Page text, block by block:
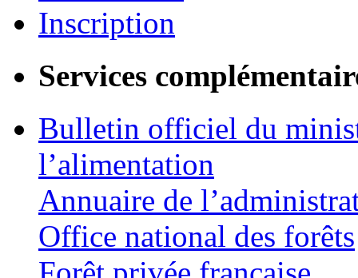
Inscription
Services
Bulletin officiel du
l’alimentation
Annuaire de
Office national des forêts